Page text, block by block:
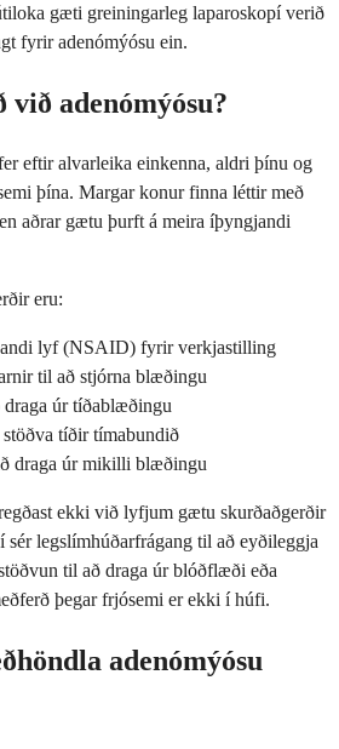
gæti greiningarleg laparoskopí verið
fyrir adenómýósu ein.
adenómýósu?
eftir alvarleika einkenna, aldri þínu og
þína. Margar konur finna léttir með
aðrar gætu þurft á meira íþyngjandi
eru:
lyf (NSAID) fyrir verkjastilling
til að stjórna blæðingu
úr tíðablæðingu
tíðir tímabundið
draga úr mikilli blæðingu
ekki við lyfjum gætu skurðaðgerðir
sér legslímhúðarfrágang til að eyðileggja
til að draga úr blóðflæði eða
þegar frjósemi er ekki í húfi.
adenómýósu